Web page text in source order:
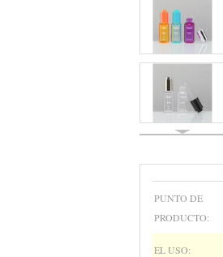
PUNTO DE
PRODUCTO:
EL USO: